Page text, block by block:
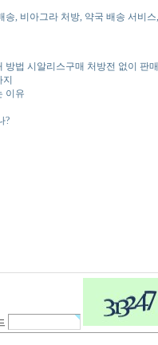
, 비아그라 처방, 약국 배송 서비
방법 시알리스구매 처방전 없이 판매
지
이유
?